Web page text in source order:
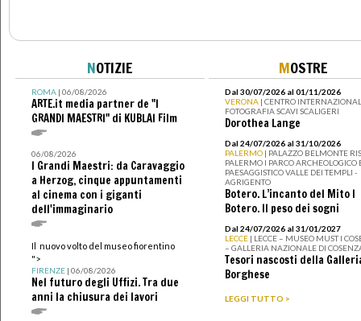
NOTIZIE
ROMA| 06/08/2026
ARTE.it media partner de "I
GRANDI MAESTRI" di KUBLAI Film
06/08/2026
I Grandi Maestri: da Caravaggio
a Herzog, cinque appuntamenti
al cinema con i giganti
dell'immaginario
Il nuovo volto del museo fiorentino
">
FIRENZE| 06/08/2026
Nel futuro degli Uffizi. Tra due
anni la chiusura dei lavori
MOSTRE
Dal 30/07/2026 al 01/11/2026
VERONA | CENTRO
FOTOGRAFIA SCAVI SCALIGERI
Dorothea Lange
Dal 24/07/2026 al 31/10/2026
PALERMO | PALAZZO BELMONTE
PALERMO I PARCO ARCHEOLOGICO
PAESAGGISTICO VALLE DEI TEMPLI -
AGRIGENTO
Botero. L’incanto del Mito I
Botero. Il peso dei sogni
Dal 24/07/2026 al 31/01/2027
LECCE | LECCE – MUSEO MUST I
– GALLERIA NAZIONALE DI
Tesori nascosti della
Borghese
LEGGI TUTTO >